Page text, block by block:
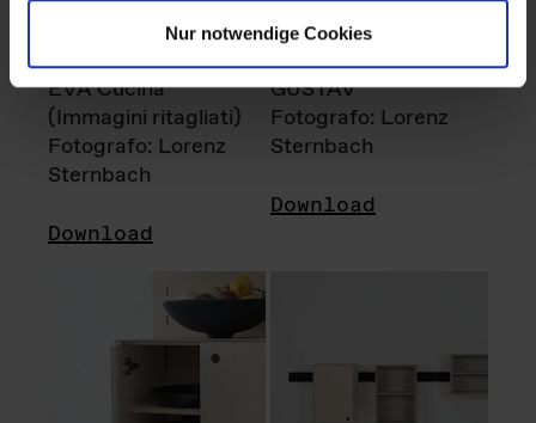
Nur notwendige Cookies
EVA Cucina
(Immagini ritagliati)
Fotografo: Lorenz
Sternbach
Download
GUSTAV
Fotografo: Lorenz
Sternbach
Download